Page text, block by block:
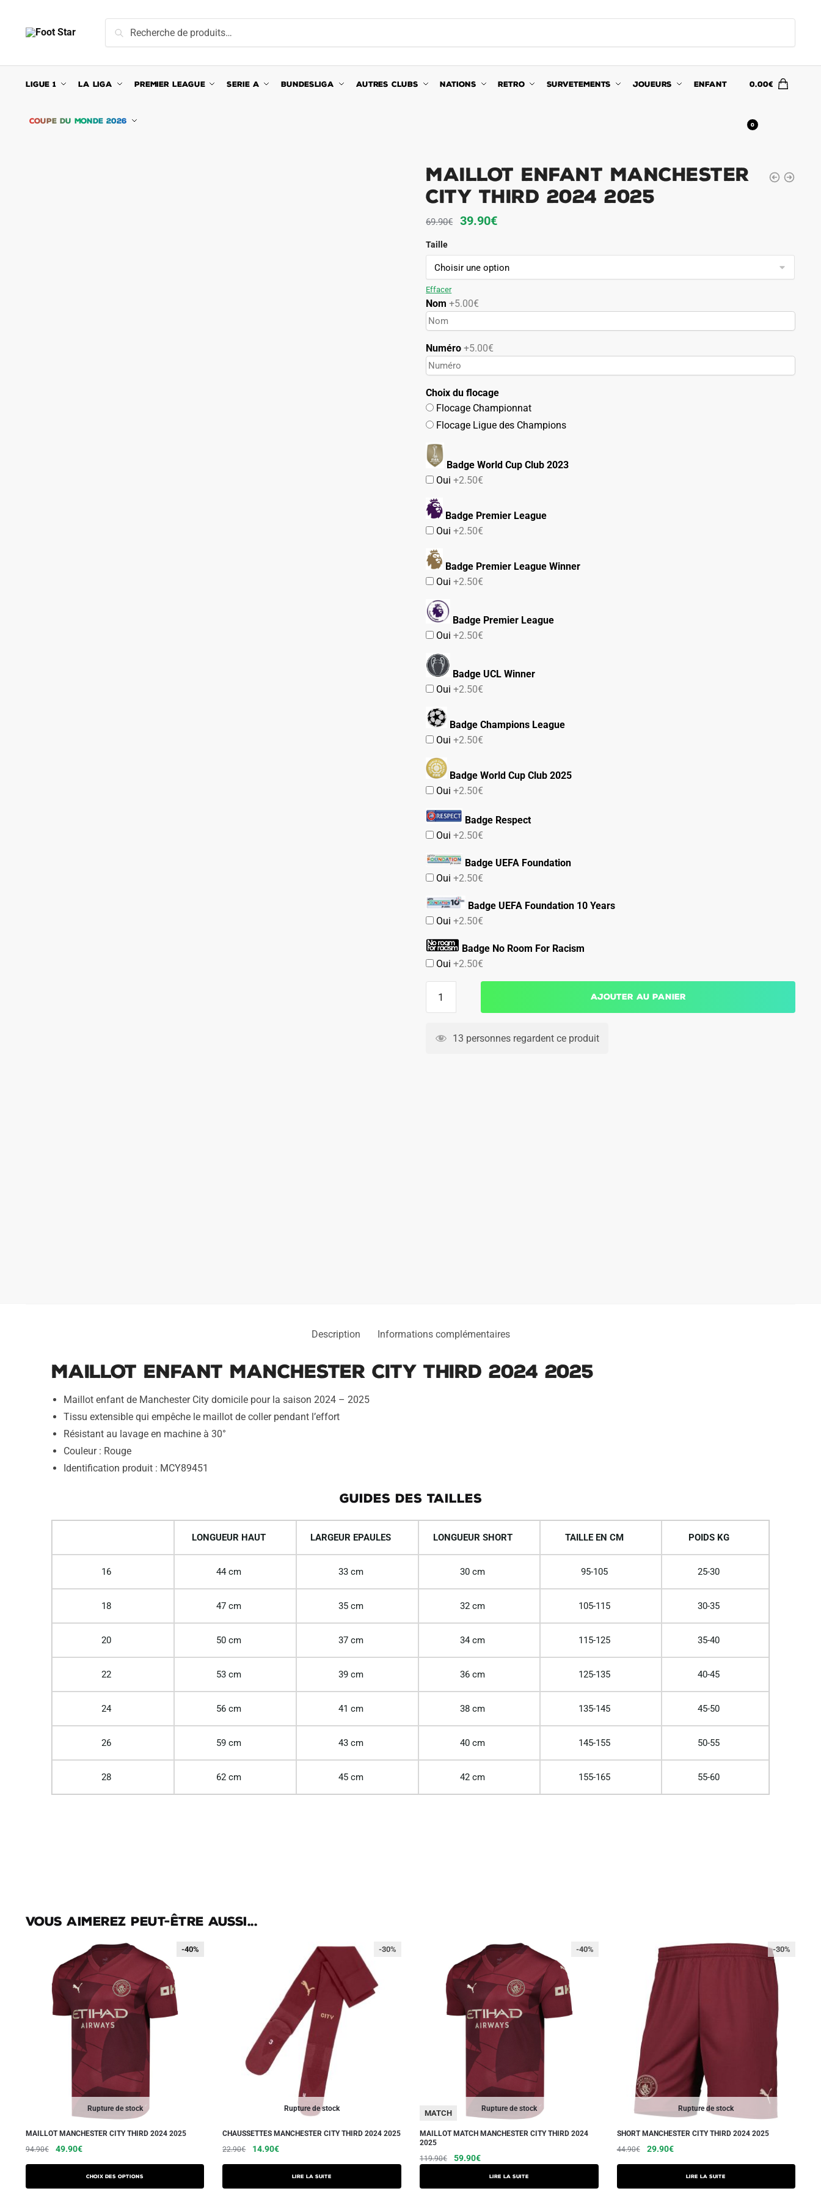
navigation
content
pour :
Recherche
LIGUE 1 LA LIGA PREMIER LEAGUE SERIE A BUNDESLIGA AUTRES CLUBS NATIONS RETRO SURVETEMENTS JOUEURS ENFANT
COUPE DU MONDE 2026
0.00€
0
Maillot Enfant Manchester
City Third 2024 2025
69.90€
Le
initial
était :
39.90€Le
actuel
est :
Taille
Effacer
Nom +5.00€
Numéro+5.00€
Choix du flocage
Flocage Championnat
Flocage Ligue des Champions
Badge World Cup Club 2023
Oui+2.50€
Badge Premier League
Oui+2.50€
Badge Premier League Winner
Oui+2.50€
Badge Premier League
Oui+2.50€
Badge UCL Winner
Oui+2.50€
Badge Champions League
Oui+2.50€
Badge World Cup Club 2025
Oui+2.50€
Badge Respect
Oui+2.50€
Badge UEFA Foundation
Oui+2.50€
Badge UEFA Foundation 10 Years
Oui+2.50€
Badge No Room For Racism
Oui+2.50€
Enfant
Ajouter au panier
13 personnes regardent ce produit
Description Informations complémentaires
Maillot Enfant Manchester City Third 2024 2025
Maillot enfant de Manchester City domicile pour la saison 2024 – 2025
Tissu extensible qui empêche le maillot de coller pendant l’effort
Résistant au lavage en machine à 30°
Couleur : Rouge
Identification produit : MCY89451
GUIDES DES TAILLES
LONGUEUR HAUT LARGEUR EPAULES LONGUEUR SHORT TAILLE EN CM POIDS KG
16 44 cm 33 cm 30 cm 95-105 25-30
18 47 cm 35 cm 32 cm 105-115 30-35
20 50 cm 37 cm 34 cm 115-125 35-40
22 53 cm 39 cm 36 cm 125-135 40-45
24 56 cm 41 cm 38 cm 135-145 45-50
26 59 cm 43 cm 40 cm 145-155 50-55
28 62 cm 45 cm 42 cm 155-165 55-60
Vous aimerez peut-être aussi...
Rupture de stock
-40%
-40%
MAILLOT MANCHESTER CITY THIRD 2024 2025
94.90€
Le
était :
49.90€Le
actuel
est :
Choix des options
Ce
produit
a
Rupture de stock
-30%
CHAUSSETTES MANCHESTER CITY THIRD 2024 2025
22.90€
Le
était :
14.90€Le
actuel
est :
Lire la suite
Rupture de stock
-40%
MATCH
MAILLOT MATCH MANCHESTER CITY THIRD 2024
2025
119.90€
Le
59.90€Le
Lire la suite
Rupture de stock
-30%
SHORT MANCHESTER CITY THIRD 2024 2025
44.90€
Le
était :
29.90€Le
actuel
est :
Lire la suite